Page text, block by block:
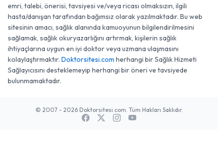
emri, talebi, önerisi, tavsiyesi ve/veya ricası olmaksızın, ilgili
hasta/danışan tarafından bağımsız olarak yazılmaktadır. Bu web
sitesinin amacı, sağlık alanında kamuoyunun bilgilendirilmesini
sağlamak, sağlık okuryazarlığını artırmak, kişilerin sağlık
ihtiyaçlarına uygun en iyi doktor veya uzmana ulaşmasını
kolaylaştırmaktır. Doktorsitesi.com herhangi bir Sağlık Hizmeti
Sağlayıcısını desteklemeyip herhangi bir öneri ve tavsiyede
bulunmamaktadır.
© 2007 - 2026 Doktorsitesi.com. Tüm Hakları Saklıdır.